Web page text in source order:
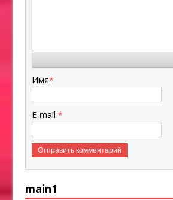
Имя*
E-mail*
main1